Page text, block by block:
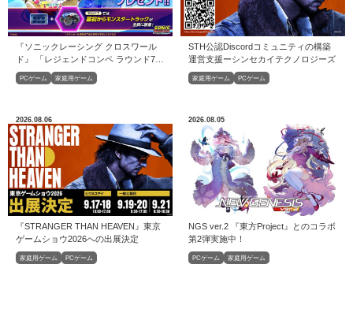
PCゲーム 家庭用ゲーム
『ソニックレーシング クロスワール
ド』 「レジェンドコンペ ラウンド7」
開催！
家庭用ゲーム PCゲーム
STH公認Discordコミュニティの構築
運営⽀援ーシンセカイテクノロジーズ
2026.08.06
家庭用ゲーム PCゲーム
『STRANGER THAN HEAVEN』東京
ゲームショウ2026への出展決定
2026.08.05
PCゲーム 家庭用ゲーム
NGS ver.2 『東方Project』とのコラボ
第2弾実施中！